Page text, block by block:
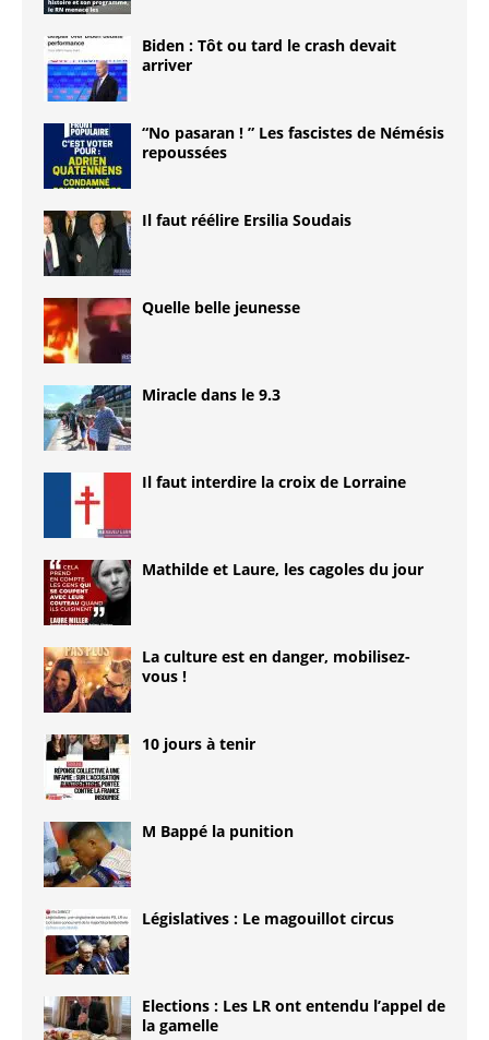
Biden : Tôt ou tard le crash devait
arriver
“No pasaran ! ” Les fascistes de Némésis
repoussées
Il faut réélire Ersilia Soudais
Quelle belle jeunesse
Miracle dans le 9.3
Il faut interdire la croix de Lorraine
Mathilde et Laure, les cagoles du jour
La culture est en danger, mobilisez-
vous !
10 jours à tenir
M Bappé la punition
Législatives : Le magouillot circus
Elections : Les LR ont entendu l’appel de
la gamelle